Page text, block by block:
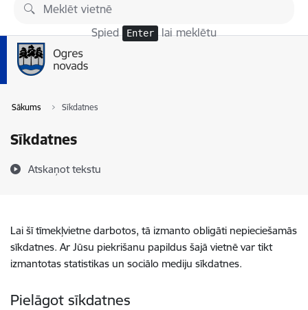
Pāriet uz lapas saturu
Spied Enter lai meklētu
Sākums Sīkdatnes
Sīkdatnes
Atskaņot tekstu
Lai šī tīmekļvietne darbotos, tā izmanto obligāti nepieciešamās
sīkdatnes. Ar Jūsu piekrišanu papildus šajā vietnē var tikt
izmantotas statistikas un sociālo mediju sīkdatnes.
Pielāgot sīkdatnes